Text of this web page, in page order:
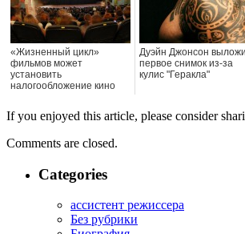
«Жизненный цикл»
фильмов может
установить
налогообложение кино
Дуэйн Джонсон
первое снимок из-за
кулис "Геракла"
If you enjoyed this article, please consider
Comments are closed.
Categories
ассистент режиссера
Без рубрики